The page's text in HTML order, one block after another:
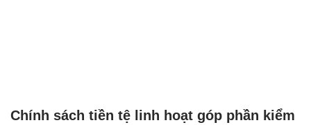
Chính sách tiền tệ linh hoạt góp phần kiểm